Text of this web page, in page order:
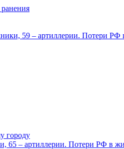
59 – артиллерии. Потери
городу
65 – артиллерии. Потери РФ в